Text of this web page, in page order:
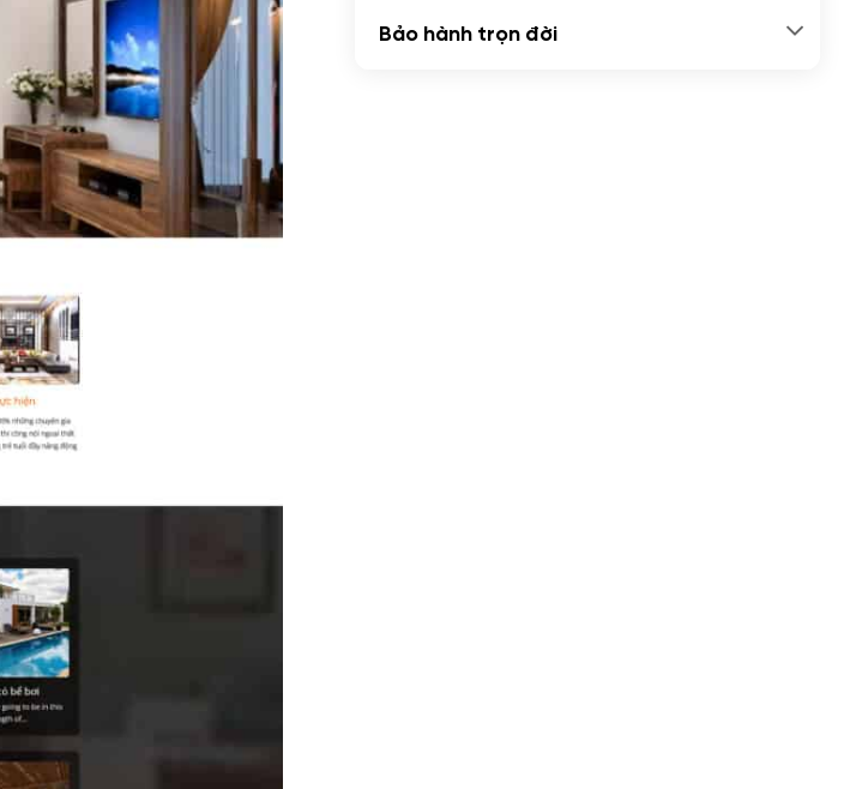
Bảo hành trọn đời